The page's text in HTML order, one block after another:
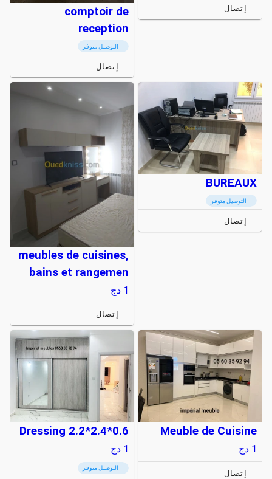
إتصال
comptoir de
reception
التوصيل متوفر
إتصال
BUREAUX
التوصيل متوفر
إتصال
meubles de cuisines,
bains et rangemen
1 دج
إتصال
Meuble de Cuisine
1 دج
إتصال
Dressing 2.2*2.4*0.6
1 دج
التوصيل متوفر